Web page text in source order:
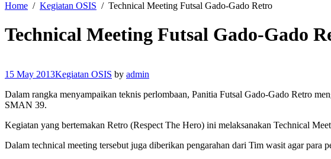
Home Kegiatan OSIS Technical Meeting Futsal Gado-Gado Retro
Technical Meeting Futsal Gado-Gado
15 May 2013Kegiatan OSIS by admin
Dalam rangka menyampaikan teknis perlombaan, Panitia Futsal Gado-Gado Retro
SMAN 39.
Kegiatan yang bertemakan Retro (Respect The Hero) ini melaksanakan Technical
Dalam technical meeting tersebut juga diberikan pengarahan dari Tim wasit agar para